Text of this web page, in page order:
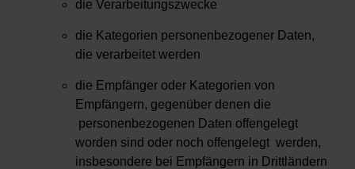
die Verarbeitungszwecke
die Kategorien personenbezogener Daten,
die verarbeitet werden
die Empfänger oder Kategorien von
Empfängern, gegenüber denen die
personenbezogenen Daten offengelegt
worden sind oder noch offengelegt werden,
insbesondere bei Empfängern in Drittländern